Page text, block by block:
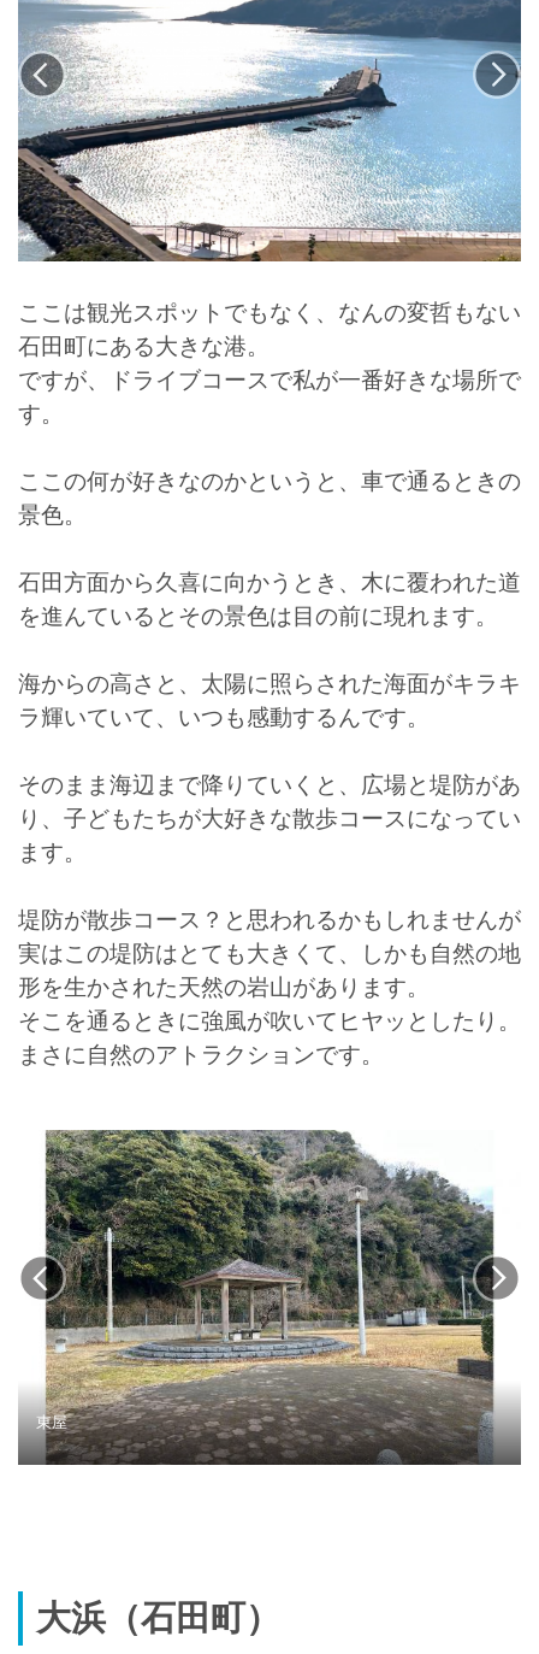
ここは観光スポットでもなく、なんの変哲もない
石田町にある大きな港。
ですが、ドライブコースで私が一番好きな場所で
す。
ここの何が好きなのかというと、車で通るときの
景色。
石田方面から久喜に向かうとき、木に覆われた道
を進んているとその景色は目の前に現れます。
海からの高さと、太陽に照らされた海面がキラキ
ラ輝いていて、いつも感動するんです。
そのまま海辺まで降りていくと、広場と堤防があ
り、子どもたちが大好きな散歩コースになってい
ます。
堤防が散歩コース？と思われるかもしれませんが
実はこの堤防はとても大きくて、しかも自然の地
形を生かされた天然の岩山があります。
そこを通るときに強風が吹いてヒヤッとしたり。
まさに自然のアトラクションです。
東屋
大浜（石田町）